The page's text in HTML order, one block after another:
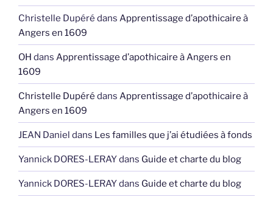
Christelle Dupéré dans Apprentissage d’apothicaire à
Angers en 1609
OH dans Apprentissage d’apothicaire à Angers en
1609
Christelle Dupéré dans Apprentissage d’apothicaire à
Angers en 1609
JEAN Daniel dans Les familles que j’ai étudiées à fonds
Yannick DORES-LERAYdans Guide et charte du blog
Yannick DORES-LERAYdans Guide et charte du blog